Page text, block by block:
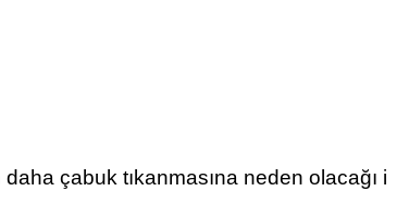
çabuk tıkanmasına neden olacağı i